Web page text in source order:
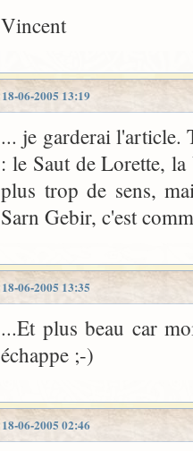
Vincent
18-06-2005 13:19
... je garderai l'article.
: le Saut de Lorette,
plus trop de sens,
Sarn Gebir, c'est
18-06-2005 13:35
...Et plus beau car
échappe ;-)
18-06-2005 02:46